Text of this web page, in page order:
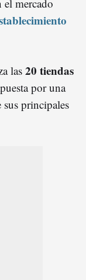
el mercado
las20 tiendas
por una
principales